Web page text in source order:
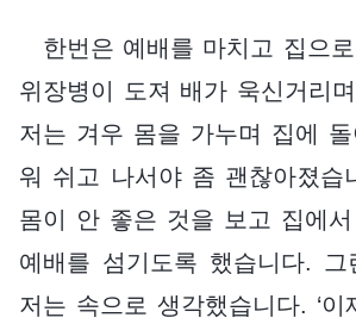
한번은 예배를 마치고 집으
위장병이 도져 배가 욱신거리
저는 겨우 몸을 가누며 집에
워 쉬고 나서야 좀 괜찮아졌습
몸이 안 좋은 것을 보고 집에
예배를 섬기도록 했습니다. 그
저는 속으로 생각했습니다. ‘이